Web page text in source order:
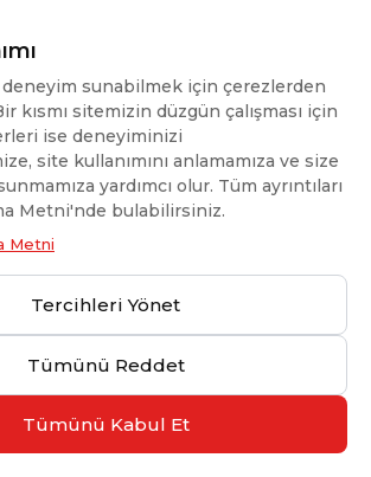
sunabilmek için çerezlerden
kısmı sitemizin düzgün çalışması için
ise deneyiminizi
site kullanımını anlamamıza ve size
yardımcı olur. Tüm ayrıntıları
Metni'nde bulabilirsiniz.
Metni
Tercihleri Yönet
Tümünü Reddet
Tümünü Kabul Et